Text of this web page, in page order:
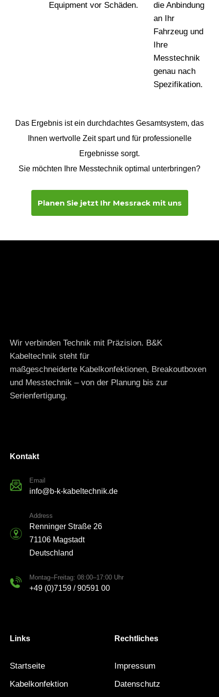
Equipment vor Schäden.
die Anbindung
an Ihr
Fahrzeug und
Ihre
Messtechnik
genau nach
Spezifikation.
Das Ergebnis ist ein durchdachtes Gesamtsystem, das
Ihnen wertvolle Zeit spart und für professionelle
Ergebnisse sorgt.
Sie möchten Ihre Messtechnik optimal unterbringen?
Planen Sie jetzt Ihr Messrack mit uns
Wir verbinden Technik mit Präzision. B&K
Kabeltechnik steht für
maßgeschneiderte Kabelkonfektionen, Breakoutboxen
und Messtechnik – von der Planung bis zur
Serienfertigung.
Kontakt
Email
info@b-k-kabeltechnik.de
Address
Renninger Straße 26
71106 Magstadt
Deutschland
Montag–Freitag: 08:00–17:00 Uhr
+49 (0)7159 / 90591 00
Links
Startseite
Kabelkonfektion
Rechtliches
Impressum
Datenschutz